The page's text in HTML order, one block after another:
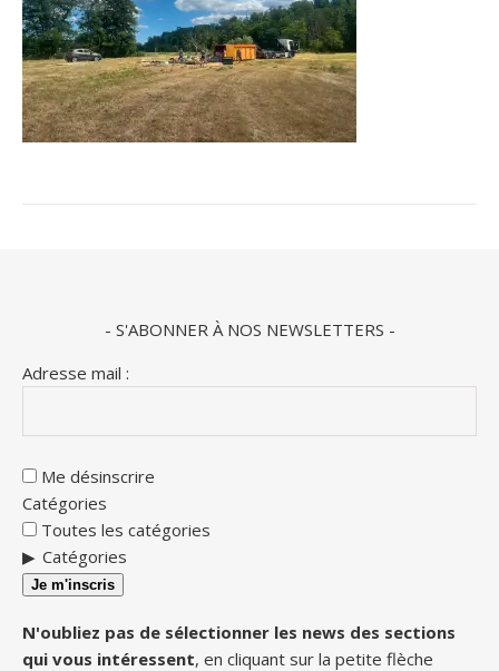
- S'ABONNER À NOS NEWSLETTERS -
Adresse mail :
Me désinscrire
Catégories
Toutes les catégories
Catégories
Je m'inscris
N'oubliez pas de sélectionner les news des sections
qui vous intéressent, en cliquant sur la petite flèche